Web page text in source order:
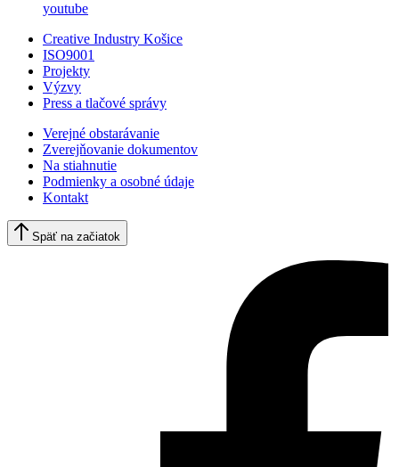
youtube
Creative Industry Košice
ISO9001
Projekty
Výzvy
Press a tlačové správy
Verejné obstarávanie
Zverejňovanie dokumentov
Na stiahnutie
Podmienky a osobné údaje
Kontakt
Späť na začiatok